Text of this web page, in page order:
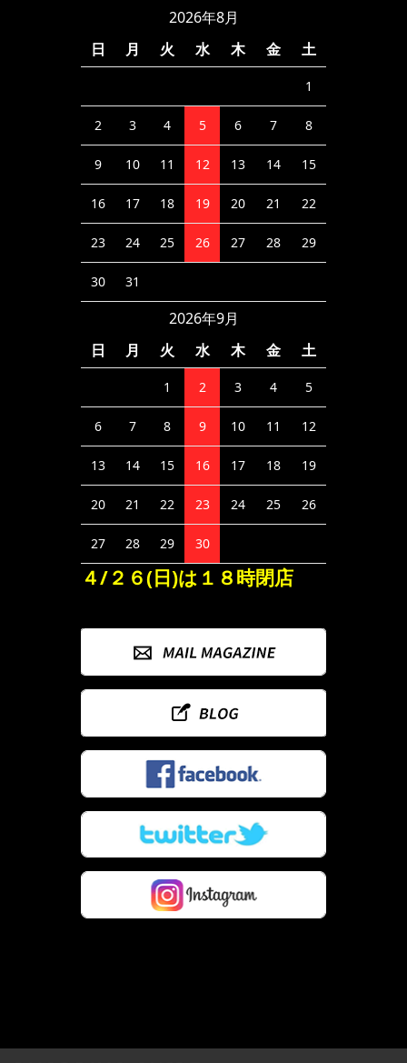
2026年8月
日
月 火 水 木 金 土
1
2 3 4 5 6 7 8
9 10 11 12 13 14 15
16 17 18 19 20 21 22
23 24 25 26 27 28 29
30 31
2026年9月
日
月 火 水 木 金 土
1 2 3 4 5
6 7 8 9 10 11 12
13 14 15 16 17 18 19
20 21 22 23 24 25 26
27 28 29 30
４/２６(日)は１８時閉店